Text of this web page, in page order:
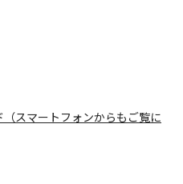
スマートフォンからもご覧に